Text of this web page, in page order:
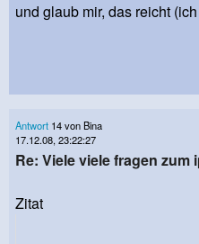
und glaub mir, das reicht
Antwort 14 von Bina
17.12.08, 23:22:27
Re: Viele viele fragen zum
Zitat